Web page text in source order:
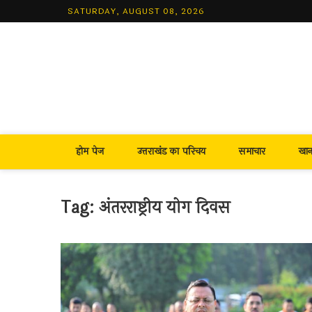
to
SATURDAY, AUGUST 08, 2026
होम पेज उत्तराखंड का परिचय समाचार
Tag: अंतरराष्ट्रीय योग दिवस